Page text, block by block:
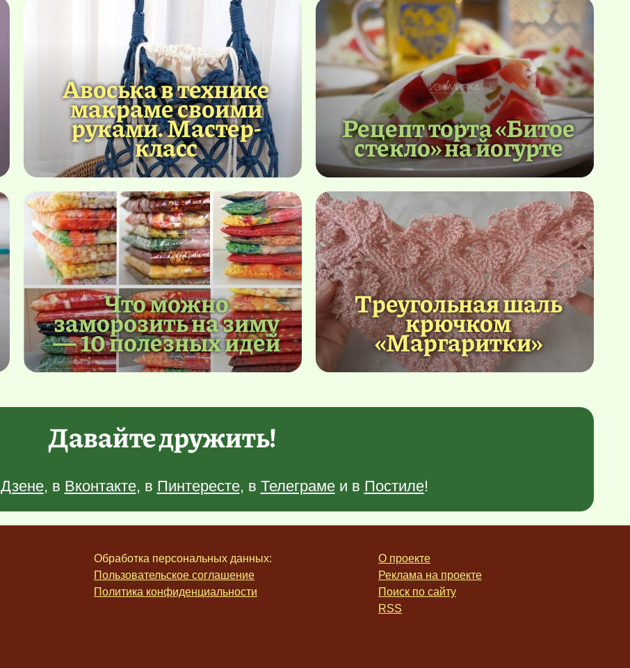
Авоська в технике
макраме своими
руками. Мастер-
класс
Рецепт торта «Битое
стекло» на йогурте
Что можно
заморозить на зиму
— 10 полезных идей
Треугольная шаль
крючком
«Маргаритки»
Давайте дружить!
Дзене, в Вконтакте, в Пинтересте, в Телеграмеи в Постиле!
Обработка персональных данных:
Пользовательское соглашение
Политика конфиденциальности
О проекте
Реклама на проекте
Поиск по сайту
RSS